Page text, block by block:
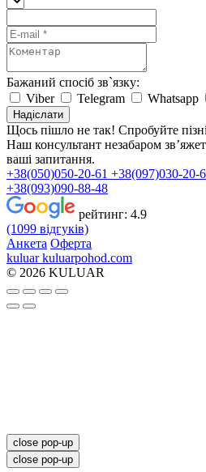
Бажаний спосіб зв`язку:
Viber
Telegram Whatsapp
Надіслати
Щось пішло не так! Спробуйте
Наш консультант незабаром
ваші запитання.
+38(050)050-20-61 +38(097)030-20-
+38(093)090-88-48
рейтинг: 4.9
(1099 відгуків)
Анкета Оферта
kuluar kuluarpohod.com
© 2026 KULUAR
close pop-up
close pop-up